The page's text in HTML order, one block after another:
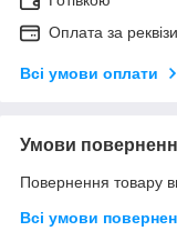
Оплата за
Всі умови оплати
Умови
Повернення товару
Всі умови